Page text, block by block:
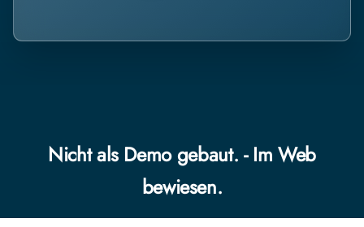
Nicht als Demo gebaut. - Im Web
bewiesen.